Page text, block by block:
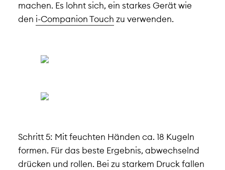
machen. Es lohnt sich, ein starkes Gerät wie
den i-Companion Touch zu verwenden.
Schritt 5: Mit feuchten Händen ca. 18 Kugeln
formen. Für das beste Ergebnis, abwechselnd
drücken und rollen. Bei zu starkem Druck fallen